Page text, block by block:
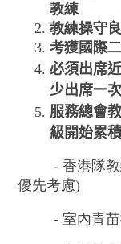
教練
教練操守
考獲國際
必須出席
少出席一次
服務總會
級開始累
- 香港隊教練
優先考慮)
- 室內青苗